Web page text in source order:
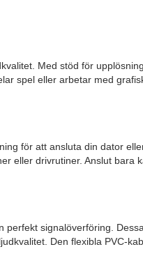
Med stöd för
spel eller arbetar med
för att ansluta din dator
eller drivrutiner. Anslut bara
signalöverföring.
Den flexibla PVC-